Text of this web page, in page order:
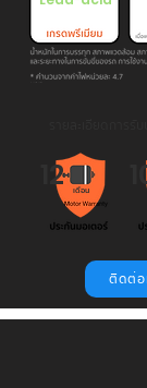
12 เดือน
ติดต่อ